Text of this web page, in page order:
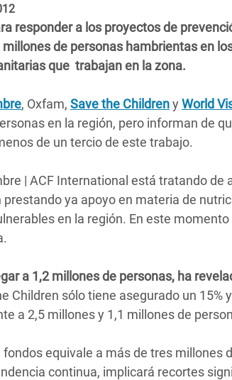
y
in a
en África Oriental
Crisis de Personas
Crisis de
en Bangladesh
Crisis en Yemen
Humano que
Alimentos
responder a los proyectos de
de personas hambrientas en
que trabajan en la zona.
, Oxfam, Save the Childreny World
en la región, pero informan de
de un tercio de este trabajo.
| ACF International está tratando de
ya apoyo en materia de
en la región. En este
a 1,2 millones de personas, ha
Children sólo tiene asegurado un 15%
a 2,5 millones y 1,1 millones de
equivale a más de tres millones
continua, implicará recortes